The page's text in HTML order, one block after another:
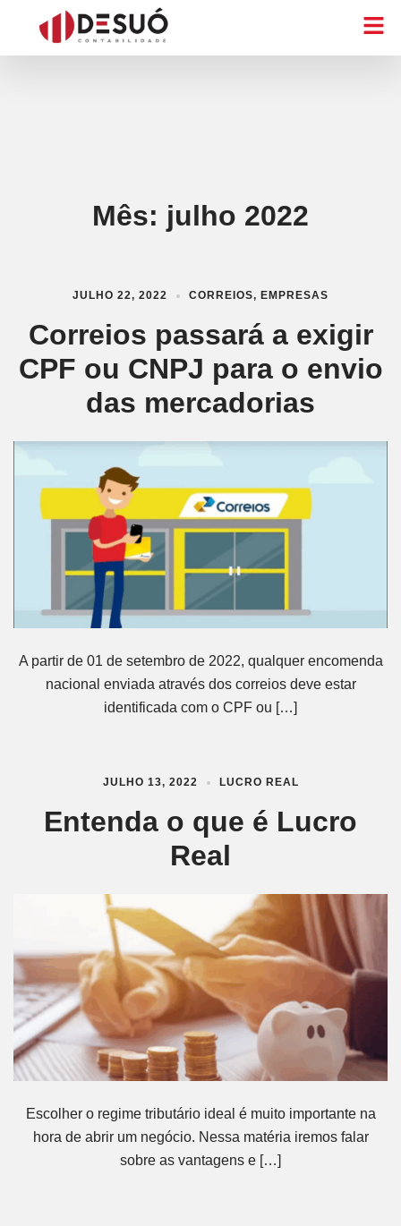
Mês: julho 2022
JULHO 22, 2022 CORREIOS, EMPRESAS
Correios passará a exigir
CPF ou CNPJ para o envio
das mercadorias
A partir de 01 de setembro de 2022, qualquer encomenda
nacional enviada através dos correios deve estar
identificada com o CPF ou […]
JULHO 13, 2022 LUCRO REAL
Entenda o que é Lucro
Real
Escolher o regime tributário ideal é muito importante na
hora de abrir um negócio. Nessa matéria iremos falar
sobre as vantagens e […]